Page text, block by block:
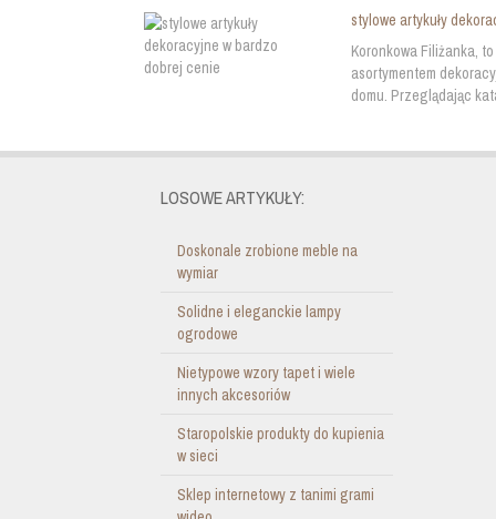
stylowe artykuły
Koronkowa Filiżanka,
asortymentem
domu. Przeglądając
LOSOWE ARTYKUŁY:
Doskonale zrobione meble na
wymiar
Solidne i eleganckie lampy
ogrodowe
Nietypowe wzory tapet i wiele
innych akcesoriów
Staropolskie produkty do kupienia
w sieci
Sklep internetowy z tanimi grami